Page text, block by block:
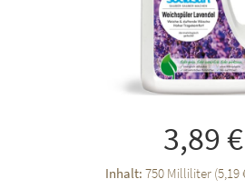
3,89 €
Inhalt: 750 Milliliter (5,19